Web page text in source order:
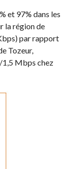
et 97% dans les
la région de
par rapport
Tozeur,
Mbps chez